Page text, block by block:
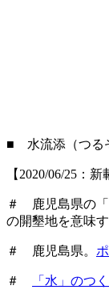
■ 水流添（つる
【2020/06/25：新
＃ 鹿児島県の「
の開墾地を意味
＃ 鹿児島県。
＃ 「水」のつ